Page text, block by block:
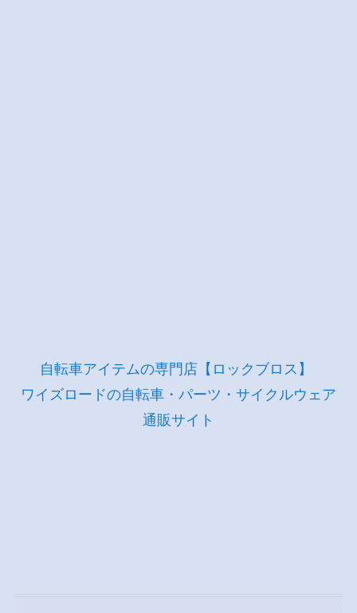
自転車アイテムの専門店【ロックブロス】
ワイズロードの自転車・パーツ・サイクルウェア
通販サイト